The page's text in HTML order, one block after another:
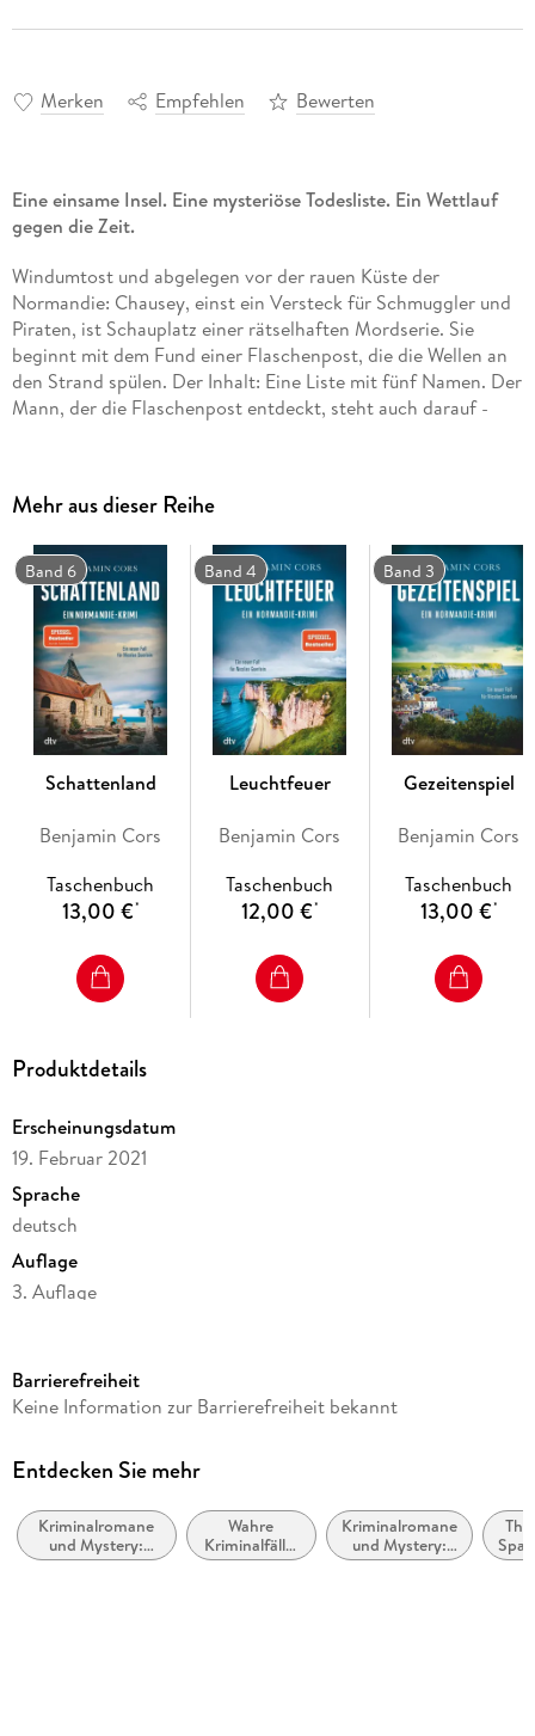
Merken Empfehlen Bewerten
Eine einsame Insel. Eine mysteriöse Todesliste. Ein Wettlauf
gegen die Zeit.
Windumtost und abgelegen vor der rauen Küste der
Normandie: Chausey, einst ein Versteck für Schmuggler und
Piraten, ist Schauplatz einer rätselhaften Mordserie. Sie
beginnt mit dem Fund einer Flaschenpost, die die Wellen an
den Strand spülen. Der Inhalt: Eine Liste mit fünf Namen. Der
Mann, der die Flaschenpost entdeckt, steht auch darauf -
ausfindig zu machen und gerät dabei in tödliche Gefahr:
Denn er selbst steht ebenfalls auf der Liste des Mörders. Es
wird der persönlichste und schwierigste Fall für den toughen
Franzosen. Und das ausgerechnet, während die Beziehung zu
seiner großen Liebe Julie zu zerbrechen droht.
Mehr aus dieser Reihe
Band 6
Schattenland
Benjamin Cors
Taschenbuch
13,00 €*
Band 4
Leuchtfeuer
Benjamin Cors
Taschenbuch
12,00 €*
Band 3
Gezeitenspiel
Benjamin Cors
Taschenbuch
13,00 €*
Produktdetails
Erscheinungsdatum
19. Februar 2021
Sprache
deutsch
Auflage
3. Auflage
Reihe
Autor/Autorin
Verlag/Hersteller
dtv Verlagsgesellschaft
Barrierefreiheit
Keine Information zur Barrierefreiheit bekannt
Entdecken Sie mehr
Kriminalromane
und Mystery:
Privatdetektiv /
Wahre
Kriminalfälle:
Serienmörder
Kriminalromane
und Mystery:
Polizeiarbeit &